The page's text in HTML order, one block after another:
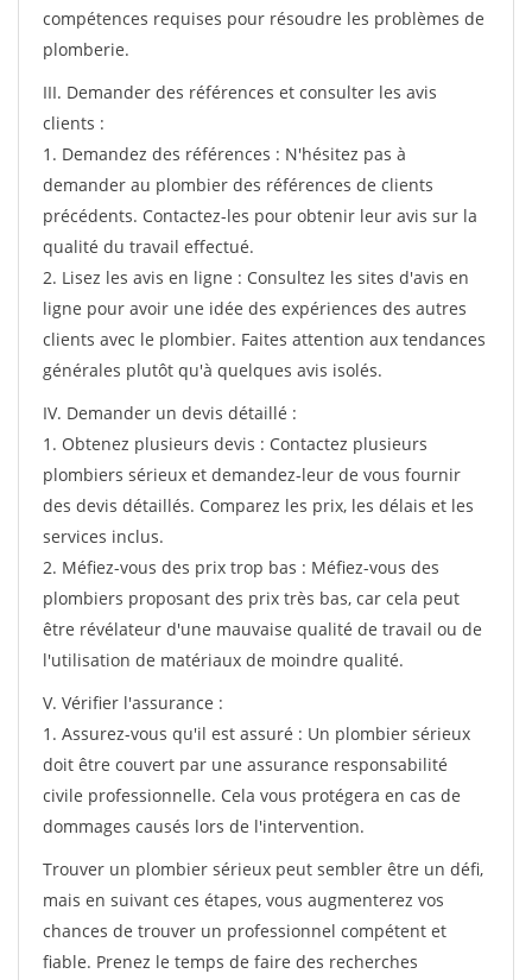
compétences requises pour résoudre les problèmes de
plomberie.
III. Demander des références et consulter les avis
clients :
1. Demandez des références : N'hésitez pas à
demander au plombier des références de clients
précédents. Contactez-les pour obtenir leur avis sur la
qualité du travail effectué.
2. Lisez les avis en ligne : Consultez les sites d'avis en
ligne pour avoir une idée des expériences des autres
clients avec le plombier. Faites attention aux tendances
générales plutôt qu'à quelques avis isolés.
IV. Demander un devis détaillé :
1. Obtenez plusieurs devis : Contactez plusieurs
plombiers sérieux et demandez-leur de vous fournir
des devis détaillés. Comparez les prix, les délais et les
services inclus.
2. Méfiez-vous des prix trop bas : Méfiez-vous des
plombiers proposant des prix très bas, car cela peut
être révélateur d'une mauvaise qualité de travail ou de
l'utilisation de matériaux de moindre qualité.
V. Vérifier l'assurance :
1. Assurez-vous qu'il est assuré : Un plombier sérieux
doit être couvert par une assurance responsabilité
civile professionnelle. Cela vous protégera en cas de
dommages causés lors de l'intervention.
Trouver un plombier sérieux peut sembler être un défi,
mais en suivant ces étapes, vous augmenterez vos
chances de trouver un professionnel compétent et
fiable. Prenez le temps de faire des recherches